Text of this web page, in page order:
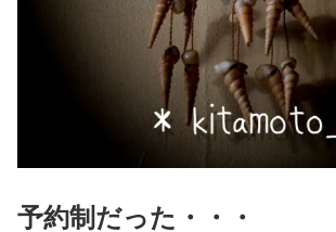
予約制だった・・・